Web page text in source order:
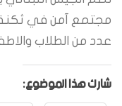
مجتمع آمن في
عدد من الطلاب
شارك هذا الموضوع: